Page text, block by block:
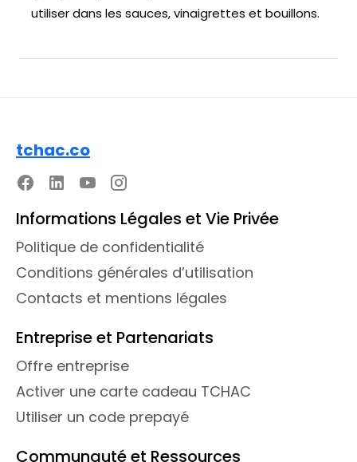
utiliser dans les sauces, vinaigrettes et bouillons.
tchac.co
Informations Légales et Vie Privée
Politique de confidentialité
Conditions générales d’utilisation
Contacts et mentions légales
Entreprise et Partenariats
Offre entreprise
Activer une carte cadeau TCHAC
Utiliser un code prepayé
Communauté et Ressources